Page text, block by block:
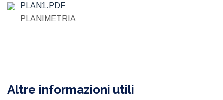
PLAN1.PDF
PLANIMETRIA
Altre informazioni utili